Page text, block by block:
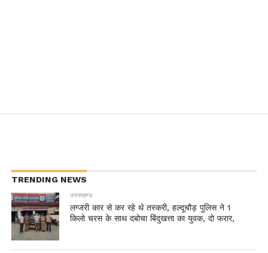
TRENDING NEWS
उत्तराखण्ड
लग्जरी कार से कर रहे थे तस्करी, हल्दूचौड़ पुलिस ने 1
किलो चरस के साथ दबोचा बिंदुखत्ता का युवक, दो फरार,